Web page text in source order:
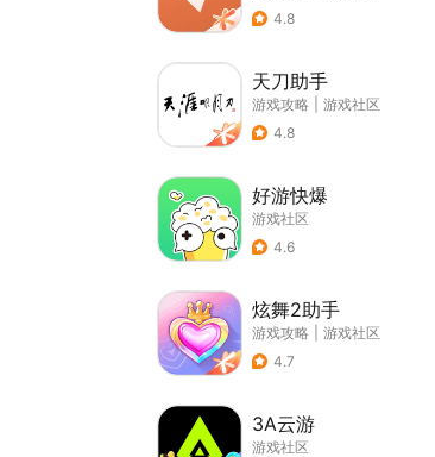
4.8
天刀助手
游戏攻略
游戏社区
4.8
好游快爆
游戏社区
4.6
炫舞2助手
游戏攻略
游戏社区
4.7
3A云游
游戏社区